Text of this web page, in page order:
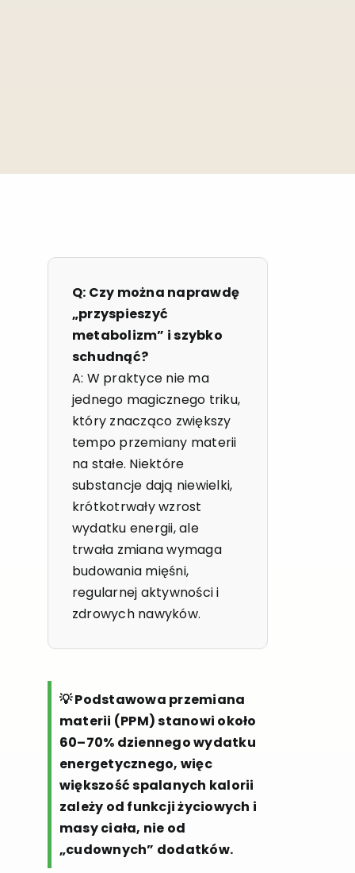
Q: Czy można naprawdę
„przyspieszyć
metabolizm” i szybko
schudnąć?
A: W praktyce nie ma
jednego magicznego triku,
który znacząco zwiększy
tempo przemiany materii
na stałe. Niektóre
substancje dają niewielki,
krótkotrwały wzrost
wydatku energii, ale
trwała zmiana wymaga
budowania mięśni,
regularnej aktywności i
zdrowych nawyków.
💡 Podstawowa przemiana
materii (PPM) stanowi około
60–70% dziennego wydatku
energetycznego, więc
większość spalanych kalorii
zależy od funkcji życiowych i
masy ciała, nie od
„cudownych” dodatków.